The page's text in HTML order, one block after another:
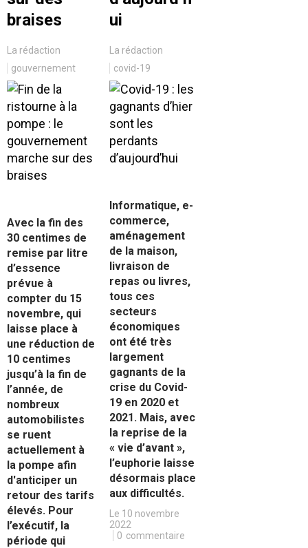
braises
La rédaction
gouvernement
Avec la fin des
30 centimes de
remise par litre
d’essence
prévue à
compter du 15
novembre, qui
laisse place à
une réduction de
10 centimes
jusqu’à la fin de
l’année, de
nombreux
automobilistes
se ruent
actuellement à
la pompe afin
d'anticiper un
retour des tarifs
élevés. Pour
l’exécutif, la
période qui
ui
La rédaction
covid-19
Informatique, e-
commerce,
aménagement
de la maison,
livraison de
repas ou livres,
tous ces
secteurs
économiques
ont été très
largement
gagnants de la
crise du Covid-
19 en 2020 et
2021. Mais, avec
la reprise de la
« vie d’avant »,
l’euphorie laisse
désormais place
aux difficultés.
Le 10 novembre
2022
0 commentaire